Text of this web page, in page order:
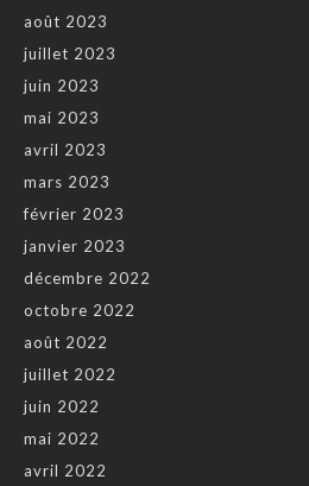
août 2023
juillet 2023
juin 2023
mai 2023
avril 2023
mars 2023
février 2023
janvier 2023
décembre 2022
octobre 2022
août 2022
juillet 2022
juin 2022
mai 2022
avril 2022